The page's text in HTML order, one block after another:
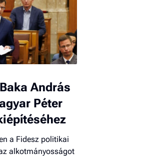
András
Péter
a Fidesz politikai
alkotmányosságot